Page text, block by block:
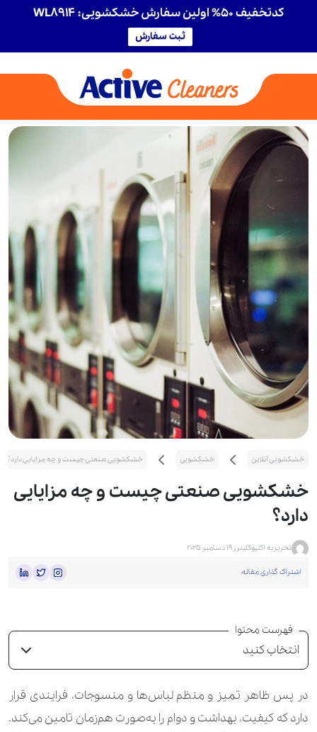
کدتخفیف 50% اولین سفارش خشکشویی: WL8914
ثبت سفارش
خشکشویی آنلاین خشکشویی خشکشویی صنعتی چیست و چه مزایایی دارد؟
خشکشویی صنعتی چیست و چه مزایایی
دارد؟
تحریریه اکتیوکلینرز 19 دسامبر 2025
اشتراک گذاری مقاله:
فهرست محتوا
انتخاب کنید
در پس ظاهر تمیز و منظم لباس‌ها و منسوجات، فرایندی قرار
دارد که کیفیت، بهداشت و دوام را به‌صورت هم‌زمان تامین می‌کند.